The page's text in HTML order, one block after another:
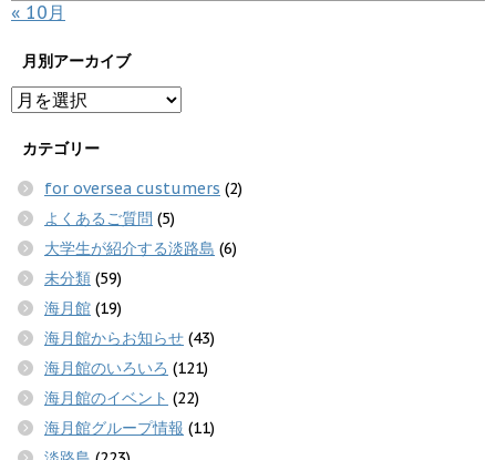
« 10月
月別アーカイブ
カテゴリー
for oversea custumers (2)
よくあるご質問 (5)
大学生が紹介する淡路島 (6)
未分類 (59)
海月館 (19)
海月館からお知らせ (43)
海月館のいろいろ (121)
海月館のイベント (22)
海月館グループ情報 (11)